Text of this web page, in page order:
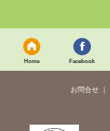
Home Facebook
お問合せ